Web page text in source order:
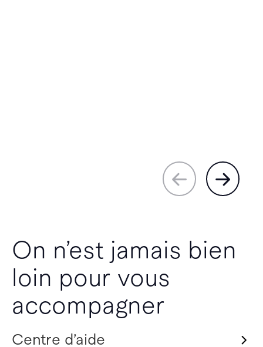
On n’est jamais bien
loin pour vous
accompagner
Centre d’aide